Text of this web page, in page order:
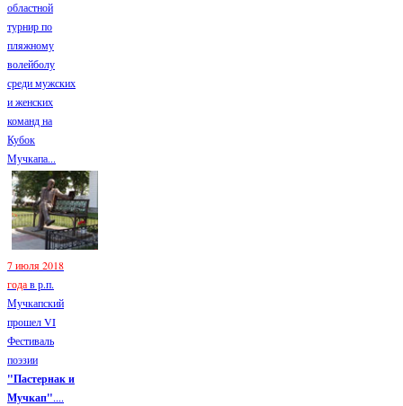
областной
турнир по
пляжному
волейболу
среди мужских
и женских
команд на
Кубок
Мучкапа...
7 июля 2018
годав р.п.
Мучкапский
прошел VI
Фестиваль
поэзии
"Пастернак и
Мучкап"....